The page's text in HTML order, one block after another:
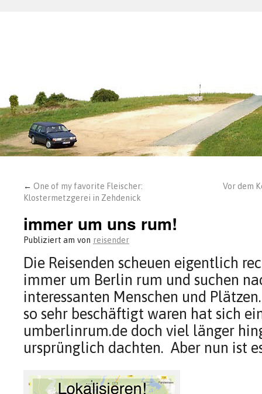
← One of my favorite Fleischer:
Klostermetzgerei in Zehdenick
Vor dem
immer um uns rum!
Publiziert am von reisender
Die Reisenden scheuen eigentlich
immer um Berlin rum und suchen
interessanten Menschen und
so sehr beschäftigt waren hat sich
umberlinrum.de doch viel länger
ursprünglich dachten. Aber nun ist